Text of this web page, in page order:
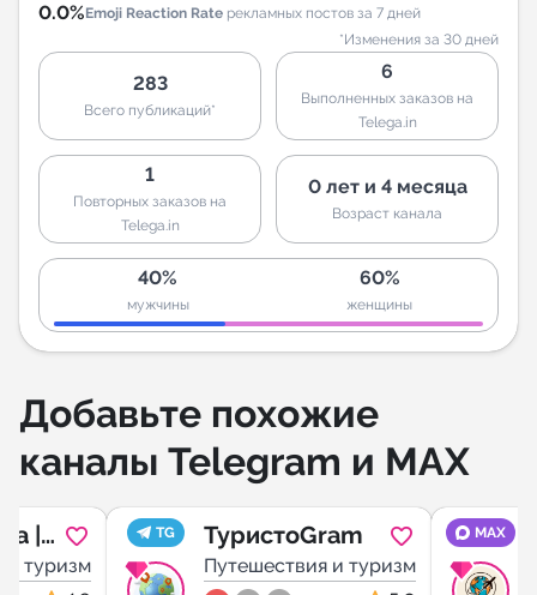
0.0%Emoji Reaction Rate рекламных постов за 7 дней
*Изменения за 30 дней
283
Всего публикаций*
6
Выполненных заказов на
Telega.in
1
Повторных заказов на
Telega.in
0 лет и 4 месяца
Возраст канала
40%
мужчины
60%
женщины
Добавьте похожие
каналы Telegram и MAX
|
и туризм
TG ТуристоGram
Путешествия и туризм
MAX